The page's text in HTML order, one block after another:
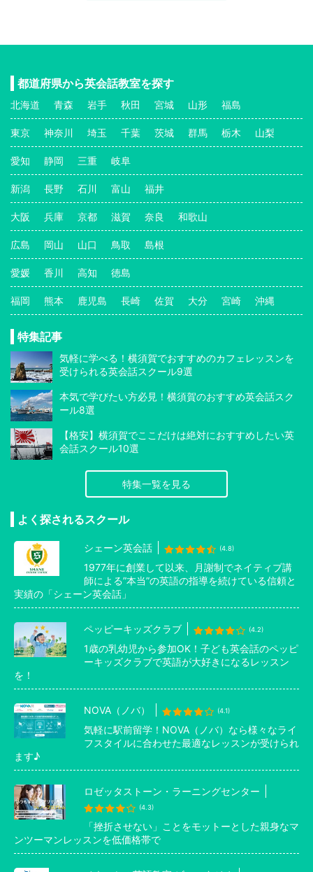
都道府県から英会話教室を探す
北海道 青森 岩手 秋田 宮城 山形 福島
東京 神奈川 埼玉 千葉 茨城 群馬 栃木 山梨
愛知 静岡 三重 岐阜
新潟 長野 石川 富山 福井
大阪 兵庫 京都 滋賀 奈良 和歌山
広島 岡山 山口 鳥取 島根
愛媛 香川 高知 徳島
福岡 熊本 鹿児島 長崎 佐賀 大分 宮崎 沖縄
特集記事
気軽に学べる！横須賀でおすすめのカフェレッスンを
受けられる英会話スクール9選
本気で学びたい方必見！横須賀のおすすめ英会話スク
ール8選
【格安】横須賀でここだけは絶対におすすめしたい英
会話スクール10選
特集一覧を見る
よく探されるスクール
シェーン英会話 (4.8)
1977年に創業して以来、月謝制でネイティブ講
師による”本当”の英語の指導を続けている信頼と
実績の「シェーン英会話」
ペッピーキッズクラブ (4.2)
1歳の乳幼児から参加OK！子ども英会話のペッピ
ーキッズクラブで英語が大好きになるレッスン
を！
NOVA（ノバ） (4.1)
気軽に駅前留学！NOVA（ノバ）なら様々なライ
フスタイルに合わせた最適なレッスンが受けられ
ます♪
ロゼッタストーン・ラーニングセンター
(4.3)
「挫折させない」ことをモットーとした親身なマ
ンツーマンレッスンを低価格帯で